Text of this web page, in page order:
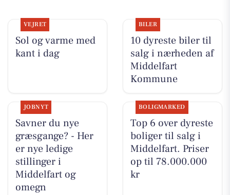
VEJRET
Sol og varme med
kant i dag
BILER
10 dyreste biler til
salg i nærheden af
Middelfart
Kommune
JOBNYT
Savner du nye
græsgange? - Her
er nye ledige
stillinger i
Middelfart og
omegn
BOLIGMARKED
Top 6 over dyreste
boliger til salg i
Middelfart. Priser
op til 78.000.000
kr